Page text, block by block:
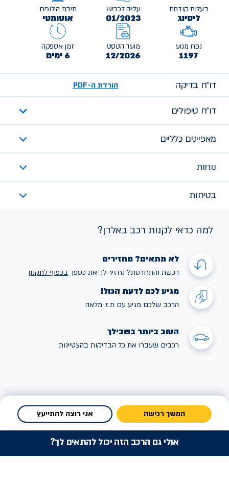
בעלות קודמת
ליסינג
עלייה לכביש
01/2023
תיבת הילוכים
אוטומטי
נפח מנוע
1197
מועד הטסט
12/2026
זמן אספקה
6 ימים
דו״ח בדיקה הורדת ה-PDF
דו״ח טיפולים
מאפיינים כלליים
נוחות
בטיחות
למה כדאי לקנות רכב באלדן?
לא מתאים? מחזירים
רכשת והתחרטת? נחזיר לך את כספך בכפוף לתקנון
מגיע לכם לדעת הכול!
הרכב שלכם מגיע עם ת.ז. מלאה
הטוב ביותר בשבילך
רכבים שעברו את כל הבדיקות בהצטיינות
המשך רכישה אני רוצה להתייעץ
אולי גם הרכב הזה יכול להתאים לך?